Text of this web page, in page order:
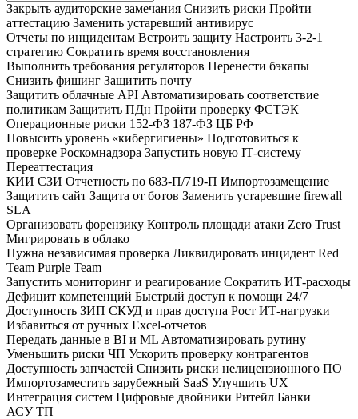
Закрыть аудиторские замечания Снизить риски Пройти
аттестацию Заменить устаревший антивирус
Отчеты по инцидентам Встроить защиту Настроить 3‑2‑1
стратегию Сократить время восстановления
Выполнить требования регуляторов Перенести бэкапы
Снизить фишинг Защитить почту
Защитить облачные API Автоматизировать соответствие
политикам Защитить ПДн Пройти проверку ФСТЭК
Операционные риски 152‑ФЗ 187‑ФЗ ЦБ РФ
Повысить уровень «кибергигиены» Подготовиться к
проверке Роскомнадзора Запустить новую IT‑систему
Переаттестация
КИИ СЗИ Отчетность по 683‑П/719‑П Импортозамещение
Защитить сайт Защита от ботов Заменить устаревшие firewall
SLA
Организовать форензику Контроль площади атаки Zero Trust
Мигрировать в облако
Нужна независимая проверка Ликвидировать инцидент Red
Team Purple Team
Запустить мониторинг и реагирование Сократить ИТ‑расходы
Дефицит компетенций Быстрый доступ к помощи 24/7
Доступность ЗИП СКУД и прав доступа Рост ИТ-нагрузки
Избавиться от ручных Excel‑отчетов
Передать данные в BI и ML Автоматизировать рутину
Уменьшить риски ЧП Ускорить проверку контрагентов
Доступность запчастей Снизить риски нелицензионного ПО
Импортозаместить зарубежный SaaS Улучшить UX
Интеграция систем Цифровые двойники Ритейл Банки
АСУ ТП